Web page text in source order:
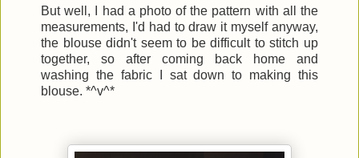
But well, I had a photo of the pattern with all the
measurements, I'd had to draw it myself anyway,
the blouse didn't seem to be difficult to stitch up
together, so after coming back home and
washing the fabric I sat down to making this
blouse. *^v^*